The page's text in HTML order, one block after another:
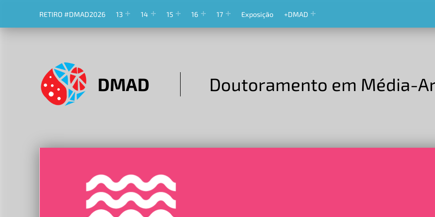
RETIRO #DMAD2026
13 14 15 16 17 Exposição +DMAD
DMAD Doutoramento em Média-